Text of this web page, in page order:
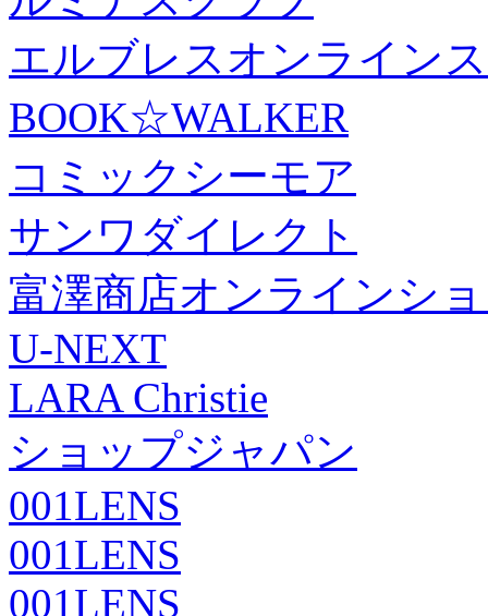
エルブレスオンライン
BOOK☆WALKER
コミックシーモア
サンワダイレクト
富澤商店オンラインシ
U-NEXT
LARA Christie
ショップジャパン
001LENS
001LENS
001LENS